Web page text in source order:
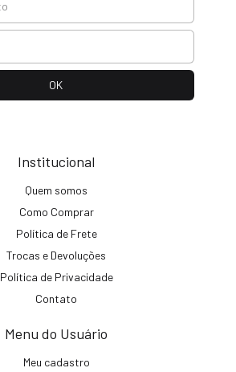
Institucional
Quem somos
Como Comprar
Política de Frete
Trocas e Devoluções
Política de Privacidade
Contato
Menu do Usuário
Meu cadastro